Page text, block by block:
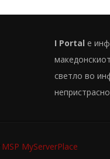
I Portal е
светло во
MSP MyServerPlace